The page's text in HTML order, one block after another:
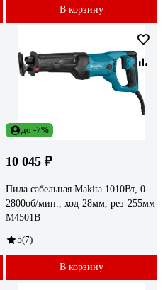
В корзину
до -7%
10 045 ₽
Пила сабельная Makita 1010Вт, 0-
2800об/мин., ход-28мм, рез-255мм
M4501B
5(7)
В корзину